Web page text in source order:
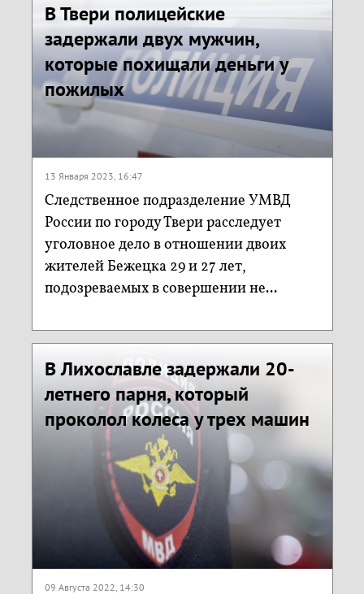
В Твери полицейские
задержали двух мужчин,
которые похищали деньги у
пожилых
13 Января 2023, 16:47
Следственное подразделение УМВД
России по городу Твери расследует
уголовное дело в отношении двоих
жителей Бежецка 29 и 27 лет,
подозреваемых в совершении не...
В Лихославле задержали 20-
летнего парня, который
проколол колеса у трех машин
09 Августа 2022, 14:30